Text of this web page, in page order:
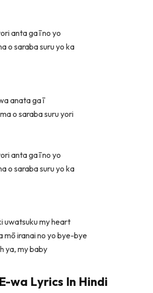
anta ga ī no yo
o saraba suru yo ka
anata ga ī
o saraba suru yori
anta ga ī no yo
o saraba suru yo ka
uwatsuku my heart
mō iranai no yo bye-bye
ya, my baby
wa Lyrics In Hindi